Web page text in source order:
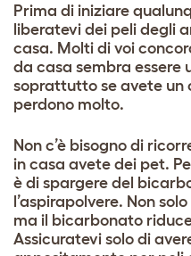
Prima di iniziare
liberatevi dei peli degli
casa. Molti di voi
da casa sembra essere
soprattutto se avete un
perdono molto.
Non c’è bisogno di
in casa avete dei pet.
è di spargere del
l’aspirapolvere. Non
ma il bicarbonato
Assicuratevi solo di